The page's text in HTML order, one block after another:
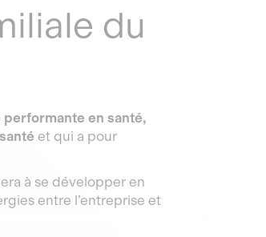
du
en santé,
et qui a pour
à se développer en
entre l’entreprise et